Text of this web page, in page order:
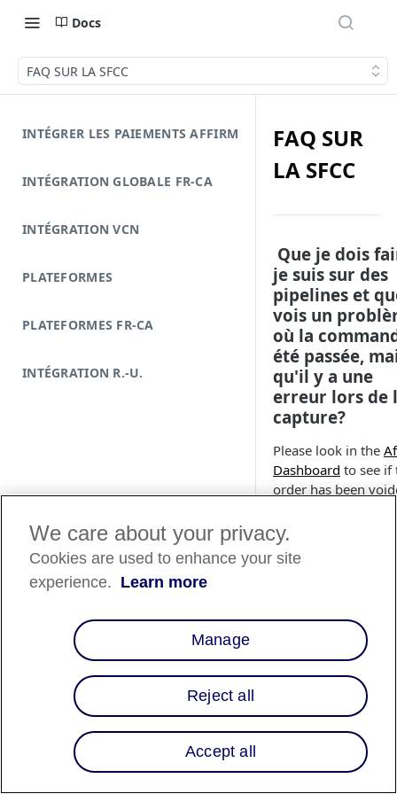
Docs
FAQ SUR LA SFCC
INTÉGRER LES PAIEMENTS AFFIRM
INTÉGRATION GLOBALE FR-CA
INTÉGRATION VCN
PLATEFORMES
PLATEFORMES FR-CA
INTÉGRATION R.-U.
FAQ SUR
LA SFCC
Que je dois
je suis sur des
pipelines et
vois un
où la
été passée,
qu'il y a une
erreur lors de
capture?
Please look in the
Dashboard to see if
order has been
2 in the Pipelines
of the
Pipelines
Que dois-je
si les
échouent à la
validation des
commandes
cartouche?
possible
d'atténuer les
restrictions?
We care about your privacy.
Cookies are used to enhance your site
experience. Learn more
Manage
Reject all
Accept all